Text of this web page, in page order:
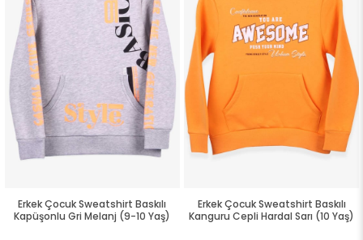
Erkek Çocuk Sweatshirt Baskılı
Kapüşonlu Gri Melanj (9-10 Yaş)
Erkek Çocuk Sweatshirt Baskılı
Kanguru Cepli Hardal Sarı (10 Yaş)